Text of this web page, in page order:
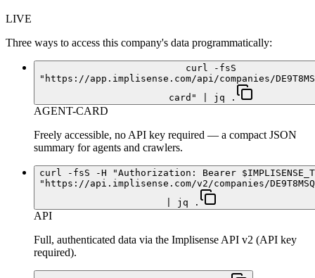
LIVE
Three ways to access this company's data programmatically:
curl -fsS
"https://app.implisense.com/api/companies/
card" | jq .
AGENT-CARD
Freely accessible, no API key required — a compact JSON
summary for agents and crawlers.
curl -fsS -H "Authorization: Bearer
"https://api.implisense.com/v2/companies/
| jq .
API
Full, authenticated data via the Implisense API v2 (API key
required).